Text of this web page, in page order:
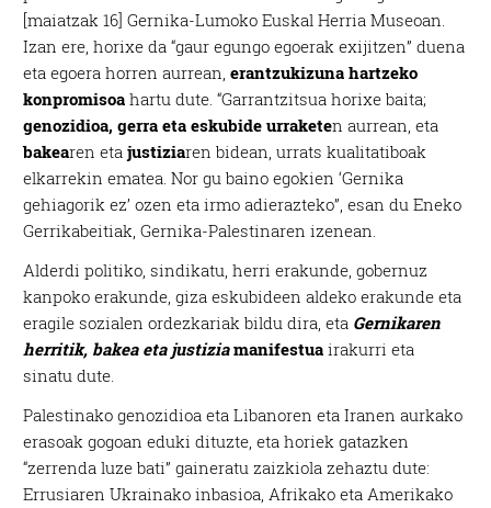
[maiatzak 16] Gernika-Lumoko Euskal Herria Museoan.
Izan ere, horixe da “gaur egungo egoerak exijitzen” duena
eta egoera horren aurrean,erantzukizuna hartzeko
konpromisoa hartu dute. “Garrantzitsua horixe baita;
genozidioa, gerra eta eskubide urraketen aurrean, eta
bakearen etajustiziaren bidean, urrats kualitatiboak
elkarrekin ematea. Nor gu baino egokien ‘Gernika
gehiagorik ez’ ozen eta irmo adierazteko”, esan du Eneko
Gerrikabeitiak, Gernika-Palestinaren izenean.
Alderdi politiko, sindikatu, herri erakunde, gobernuz
kanpoko erakunde, giza eskubideen aldeko erakunde eta
eragile sozialen ordezkariak bildu dira, eta Gernikaren
herritik, bakea eta justiziamanifestua irakurri eta
sinatu dute.
Palestinako genozidioa eta Libanoren eta Iranen aurkako
erasoak gogoan eduki dituzte, eta horiek gatazken
“zerrenda luze bati” gaineratu zaizkiola zehaztu dute:
Errusiaren Ukrainako inbasioa, Afrikako eta Amerikako